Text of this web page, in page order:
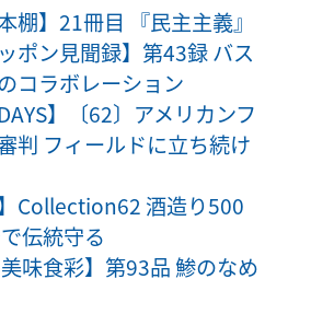
棚】21冊目 『民主主義』
ポン見聞録】第43録 バス
コラボレーション
】〔62〕アメリカンフ
判 フィールドに立ち続け
】Collection62 酒造り500
伝統守る
美味食彩】第93品 鯵のなめ